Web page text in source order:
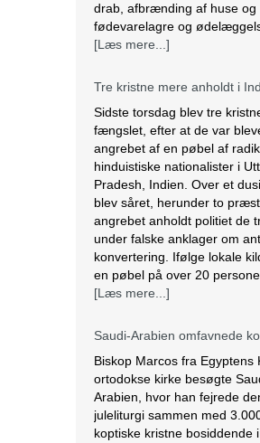
drab, afbrænding af huse og
fødevarelagre og
[Læs mere...]
Tre kristne mere anholdt i
Sidste torsdag blev tre
fængslet, efter at de var
angrebet af en pøbel af
hinduistiske nationalister i
Pradesh, Indien. Over et
blev såret, herunder to
angrebet anholdt politiet de
under falske anklager om
konvertering. Ifølge lokale
en pøbel på over 20
[Læs mere...]
Saudi-Arabien omfavnede
Biskop Marcos fra Egyptens
ortodokse kirke besøgte
Arabien, hvor han fejrede
juleliturgi sammen med
koptiske kristne bosiddende i